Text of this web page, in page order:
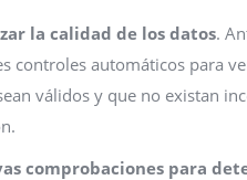
la calidad de los datos.
controles automáticos para
válidos y que no existan
comprobaciones para